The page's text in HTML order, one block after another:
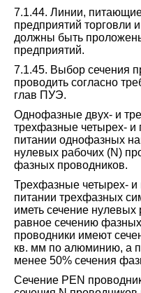
7.1.44. Линии,
предприятий торговли
должны быть
предприятий.
7.1.45. Выбор сечения
проводить согласно
глав ПУЭ.
Однофазные двух- и
трехфазные четырех- и
питании однофазных
нулевых рабочих (N)
фазных проводников.
Трехфазные четырех-
питании трехфазных
иметь сечение нулевых
равное сечению
проводники имеют
кв. мм по алюминию, а
менее 50% сечения
Сечение PEN